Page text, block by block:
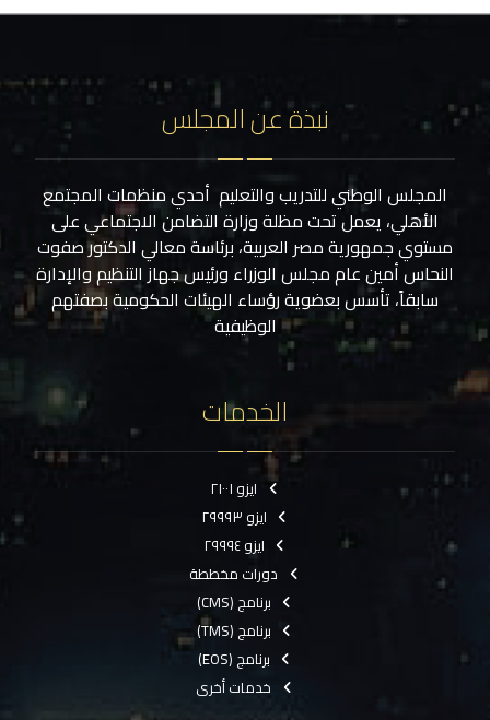
نبذة عن المجلس
المجلس الوطني للتدريب والتعليم أحدي منظمات المجتمع
الأهلي، يعمل تحت مظلة وزارة التضامن الاجتماعي على
مستوي جمهورية مصر العربية، برئاسة معالي الدكتور صفوت
النحاس أمين عام مجلس الوزراء ورئيس جهاز التنظيم والإدارة
سابقاً، تأسس بعضوية رؤساء الهيئات الحكومية بصفتهم
الوظيفية
الخدمات
ايزو ٢١٠٠١
ايزو ٢٩٩٩٣
ايزو ٢٩٩٩٤
دورات مخططة
برنامج (CMS)
برنامج (TMS)
برنامج (EOS)
خدمات أخرى